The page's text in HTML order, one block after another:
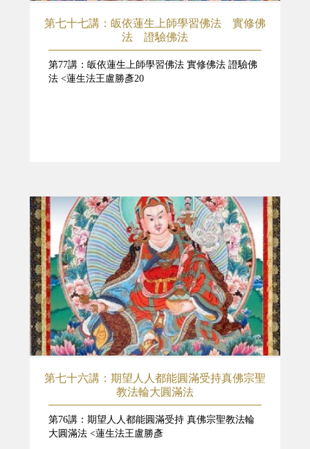
第七十七講：皈依蓮生上師學習佛法 實修佛
法 證驗佛法
第77講：皈依蓮生上師學習佛法 實修佛法 證驗佛
法 <蓮生法王盧勝彥20
第七十六講：期望人人都能圓滿受持真佛宗聖
教法輪大圓滿法
第76講：期望人人都能圓滿受持 真佛宗聖教法輪
大圓滿法 <蓮生法王盧勝彥